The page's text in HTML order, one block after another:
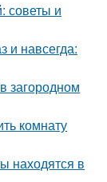
советы и
и навсегда:
загородном
комнату
находятся в